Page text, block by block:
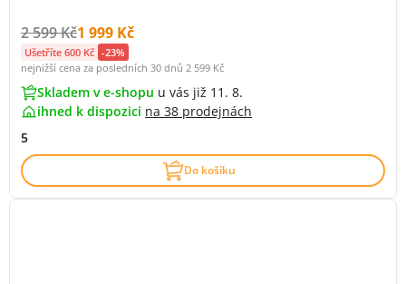
Původní cena s DPH:
2 599 KčCena s DPH:
1 999 Kč
Ušetříte 600 Kč -23%
nejnižší cena za posledních 30 dnů 2 599 Kč
Skladem v e-shopu u vás již 11. 8.
ihned k dispozici na 38 prodejnách
5
Do košíku